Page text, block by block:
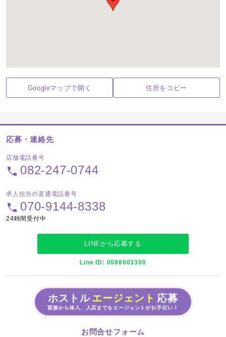
Googleマップで開く 住所をコピー
応募・連絡先
店舗電話番号
082-247-0744
求人担当の直通電話番号
070-9144-8338
24時間受付中
LINEから応募する
Line ID: 0088003300
ホストル エージェント 応募
面接から体入、入店までをエージェントがお手伝い！
お問合せフォーム